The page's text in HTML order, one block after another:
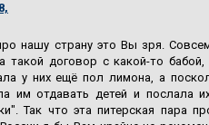
нашу страну это Вы зря.
такой договор с какой-то
у них ещё пол лимона, а
им отдавать детей и послала
Так что эта питерская пара